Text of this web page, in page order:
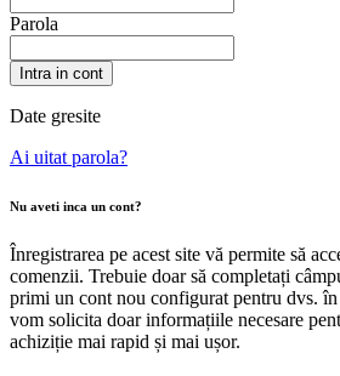
Parola
Intra in cont
Date gresite
Ai uitat parola?
Nu aveti inca un cont?
Înregistrarea pe acest site vă permite să
comenzii. Trebuie doar să completați
primi un cont nou configurat pentru dvs.
vom solicita doar informațiile necesare
achiziție mai rapid și mai ușor.